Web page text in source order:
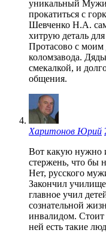
уникальный
прокатиться с
Шевченко Н.А.
хитрую деталь
Протасово с моим
коломзавода.
смекалкой, и
общения.
Харитонов Юрий
Вот какую нужно
стержень, что бы
Нет, русского
Закончил
главное учил
сознательной
инвалидом. Стоит
ней есть такие